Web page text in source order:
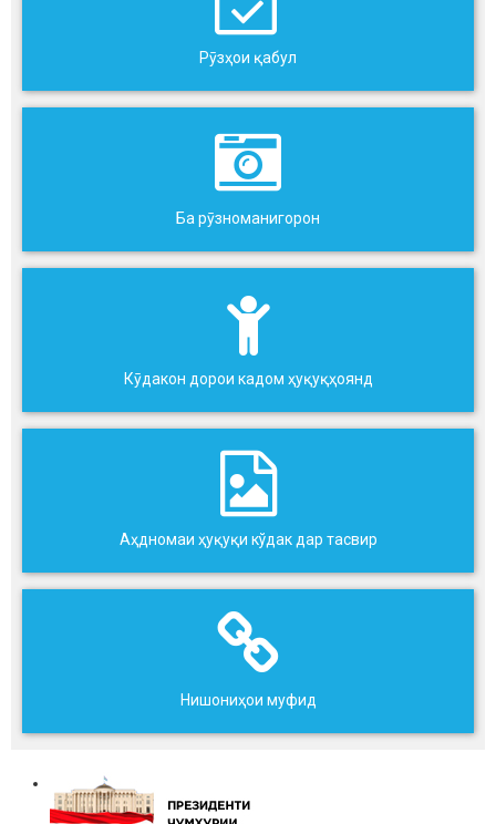
Рӯзҳои қабул
Ба рӯзноманигорон
Кӯдакон дорои кадом ҳуқуқҳоянд
Аҳдномаи ҳуқуқи кўдак дар тасвир
Нишониҳои муфид